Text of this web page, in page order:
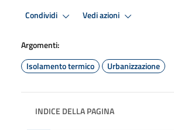
Condividi Vedi azioni
Argomenti:
Isolamento termico
Urbanizzazione
INDICE DELLA PAGINA